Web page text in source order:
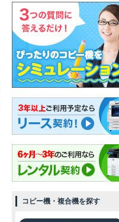
コピー機・複合機を探す